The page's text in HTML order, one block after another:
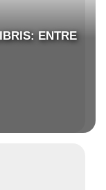
ENTRE